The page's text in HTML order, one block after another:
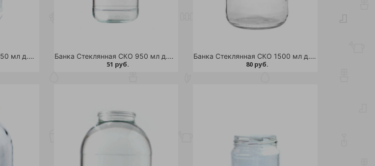
Банка Стеклянная СКО 650 мл д.82 /28 Банка Стеклянная СКО 950 мл д.82 /12
51 руб.
Банка Стеклянная СКО 1500 мл д.82 /12
80 руб.